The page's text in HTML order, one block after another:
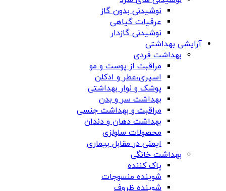
نوشیدنی بدون گاز
عرقیات گیاهی
نوشیدنی گازدار
آرایشی بهداشتی
بهداشت فردی
مراقبت از پوست و مو
اسپری،عطر و ادکلن
پوشک و نوار بهداشتی
بهداشت سر و بدن
مراقبت و بهداشت جنسی
بهداشت دهان و دندان
محصولات سلولزی
ایمنی در مقابل بیماری
بهداشت خانگی
پاک کننده
شوینده منسوجات
شوینده ظروف